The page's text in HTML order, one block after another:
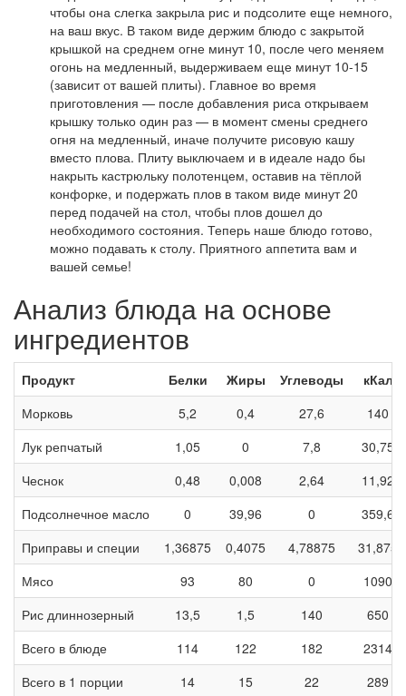
чтобы она слегка закрыла рис и подсолите еще немного,
на ваш вкус. В таком виде держим блюдо с закрытой
крышкой на среднем огне минут 10, после чего меняем
огонь на медленный, выдерживаем еще минут 10-15
(зависит от вашей плиты). Главное во время
приготовления — после добавления риса открываем
крышку только один раз — в момент смены среднего
огня на медленный, иначе получите рисовую кашу
вместо плова. Плиту выключаем и в идеале надо бы
накрыть кастрюльку полотенцем, оставив на тёплой
конфорке, и подержать плов в таком виде минут 20
перед подачей на стол, чтобы плов дошел до
необходимого состояния. Теперь наше блюдо готово,
можно подавать к столу. Приятного аппетита вам и
вашей семье!
Анализ блюда на основе
ингредиентов
Продукт Белки Жиры Углеводы
кКал
Морковь
5,2 0,4 27,6
140
Лук репчатый
1,05 0 7,8
30,75
Чеснок
0,48 0,008 2,64
11,92
Подсолнечное масло
0 39,96 0
359,6
Приправы и специи
1,36875 0,4075 4,78875
31,875
Мясо
93 80 0
1090
Рис длиннозерный
13,5 1,5 140
650
Всего в блюде
114 122 182
2314
Всего в 1 порции
14 15 22
289